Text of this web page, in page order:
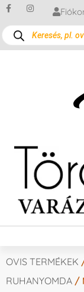
OVIS TERMÉKEK
RUHANYOMDA /